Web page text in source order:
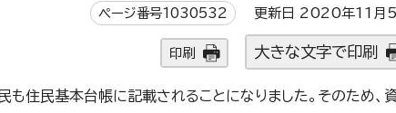
ページ番号1030532 更新日 2020年11月5
印刷 大きな文字で印刷
住民基本台帳に記載されることになりました。そのため、